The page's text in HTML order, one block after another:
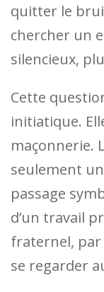
quitter le
chercher un
silencieux,
Cette
initiatique.
maçonnerie.
seulement
passage
d’un travail
fraternel, par
se regarder